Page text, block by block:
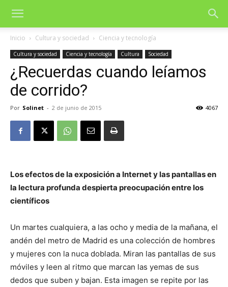
Inicio Cultura y sociedad Ciencia y tecnología
Cultura y sociedad Ciencia y tecnología Cultura Sociedad
¿Recuerdas cuando leíamos
de corrido?
Por Solinet - 2 de junio de 2015 4067
Los efectos de la exposición a Internet y las pantallas en
la lectura profunda despierta preocupación entre los
científicos
Un martes cualquiera, a las ocho y media de la mañana, el
andén del metro de Madrid es una colección de hombres
y mujeres con la nuca doblada. Miran las pantallas de sus
móviles y leen al ritmo que marcan las yemas de sus
dedos que suben y bajan. Esta imagen se repite por las